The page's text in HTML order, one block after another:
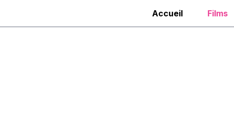
Accueil Films